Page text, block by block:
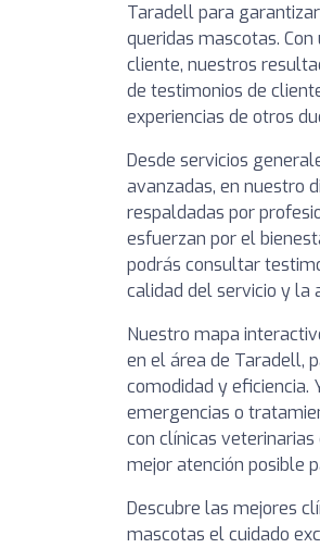
Taradell para
queridas mascotas.
cliente, nuestros
de testimonios de
experiencias de otros
Desde servicios
avanzadas, en nuestro
respaldadas por
esfuerzan por el
podrás consultar
calidad del servicio y la
Nuestro mapa
en el área de Taradell,
comodidad y eficiencia.
emergencias o
con clínicas
mejor atención posible
Descubre las mejores
mascotas el cuidado